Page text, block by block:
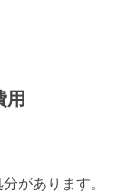
用
があります。